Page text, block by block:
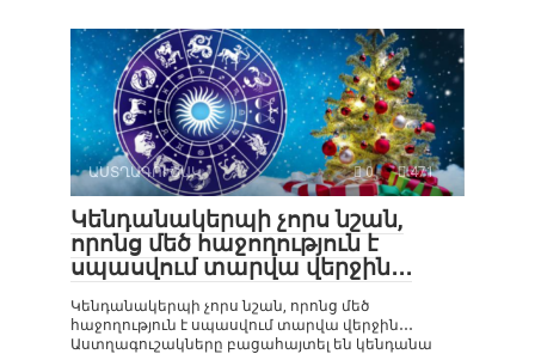
ԱՍՏՂԱԳՈՒՇԱԿ 0 471
Կենդանակերպի չորս նշան,
որոնց մեծ հաջողություն է
սպասվում տարվա վերջին․․․
Կենդանակերպի չորս նշան, որոնց մեծ
հաջողություն է սպասվում տարվա վերջին․․․
Աստղագուշակները բացահայտել են կենդանա